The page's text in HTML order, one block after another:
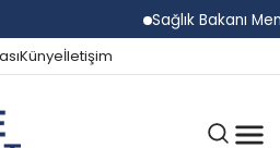
Sağlık Bakanı
Künyeİletişim